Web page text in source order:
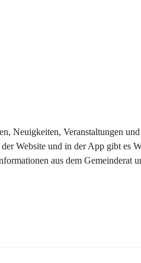
Neuigkeiten, Veranstaltungen
Website und in der App gibt es
aus dem Gemeinderat